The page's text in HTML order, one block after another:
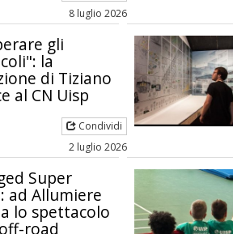
8 luglio 2026
gli
la
di Tiziano
al CN Uisp
Condividi
2 luglio 2026
Super
ad Allumiere
lo spettacolo
road